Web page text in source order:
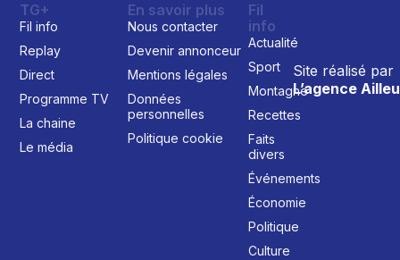
Site réalisé par
L’agence
TG+
Fil info
Replay
Direct
Programme TV
La chaine
Le média
En savoir plus
Nous contacter
Devenir annonceur
Mentions légales
Données
personnelles
Politique cookie
Fil
info
Actualité
Sport
Montagne
Recettes
Faits
divers
Événements
Économie
Politique
Culture